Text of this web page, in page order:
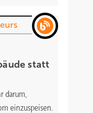
statt
darum,
einzuspeisen.